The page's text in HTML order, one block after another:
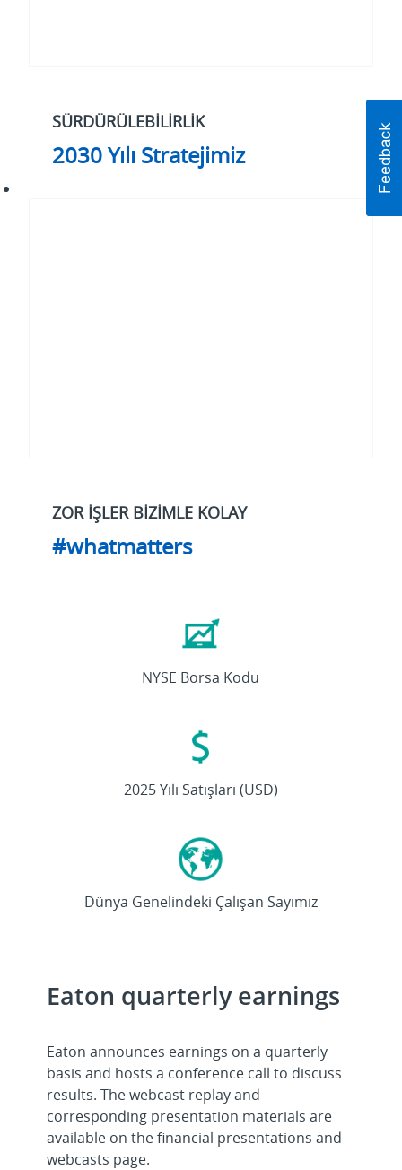
SÜRDÜRÜLEBILIRLIK
2030 Yılı Stratejimiz
ZOR İŞLER BİZİMLE KOLAY
#whatmatters
NYSE Borsa Kodu
27.4
Milyar
2025 Yılı Satışları (USD)
>92000
Dünya Genelindeki Çalışan Sayımız
Eaton quarterly earnings
Eaton announces earnings on a quarterly
basis and hosts a conference call to discuss
results. The webcast replay and
corresponding presentation materials are
available on the financial presentations and
webcasts page.